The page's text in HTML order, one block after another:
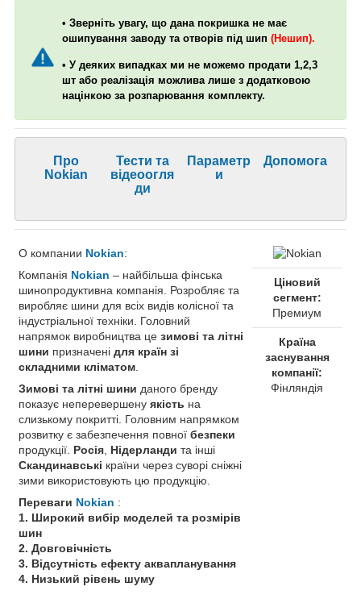
• Зверніть увагу, що дана покришка не має
ошипування заводу та отворів під шип (Нешип).
• У деяких випадках ми не можемо продати 1,2,3
шт або реалізація можлива лише з додатковою
націнкою за розпарювання комплекту.
Про
Nokian
Тести та
відеоогля
ди
Параметр
и
Допомога
О компании Nokian:
Компанія Nokian – найбільша фінська
шинопродуктивна компанія. Розробляє та
виробляє шини для всіх видів колісної та
індустріальної техніки. Головний
напрямок виробництва це зимові та літні
шини призначені для країн зі
складними кліматом
Зимові та літні шини даного бренду
показує неперевершену якість на
слизькому покритті. Головним напрямком
розвитку є забезпечення повної безпеки
продукції. Росія Нідерланди та інші
Скандинавські країни через суворі сніжні
зими використовують цю продукцію.
Переваги Nokian :
1. Широкий вибір моделей та розмірів
шин
2. Довговічність
3. Відсутність ефекту аквапланування
4. Низький рівень шуму
Ціновий
сегмент:
Премиум
Країна
заснування
компанії:
Фінляндія